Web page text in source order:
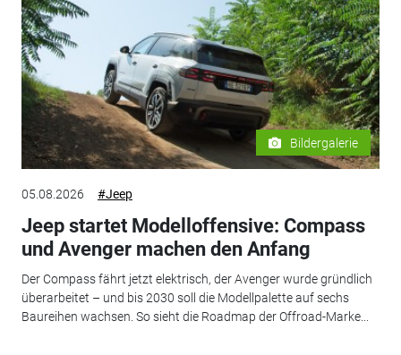
Bildergalerie
05.08.2026 #Jeep
Jeep startet Modelloffensive: Compass
und Avenger machen den Anfang
Der Compass fährt jetzt elektrisch, der Avenger wurde gründlich
überarbeitet – und bis 2030 soll die Modellpalette auf sechs
Baureihen wachsen. So sieht die Roadmap der Offroad-Marke...